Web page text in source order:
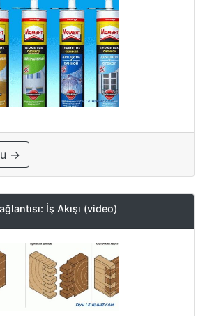
→
İş Akışı (video)